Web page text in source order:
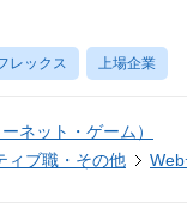
レックス 上場企業
ネット・ゲーム）
ィブ職・その他